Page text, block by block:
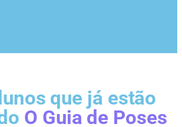
que já estão
O Guia de Poses